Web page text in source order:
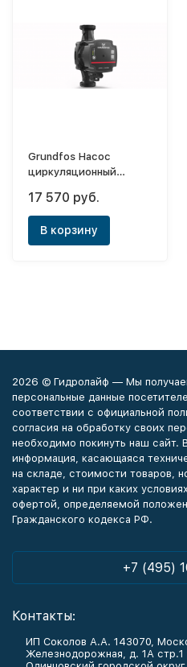
Grundfos Насос
циркуляционный
17 570 руб.
В корзину
2026 © Гидролайф — Мы
персональные данные
соответствии с официальной
согласия на обработку своих
необходимо покинуть наш сайт.
информация, касающаяся
на складе, стоимости товаров,
характер и ни при каких
офертой, определяемой
Гражданского кодекса РФ.
+7 (495)
Контакты:
ИП Соколов А.А. 143070,
Железнодорожная, д. 1А